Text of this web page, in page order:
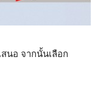
นอ จากนั้นเลือก